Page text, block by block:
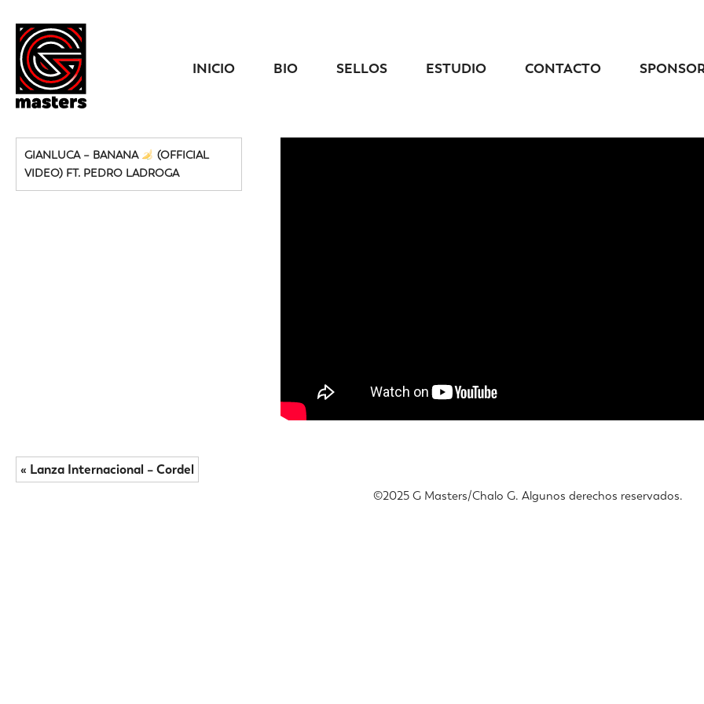
INICIO BIO SELLOS ESTUDIO CONTACTO
GIANLUCA – BANANA
(OFFICIAL
VIDEO) FT. PEDRO LADROGA
« Lanza Internacional – Cordel
©️2025 G Masters/Chalo G. Algunos derechos reservados.